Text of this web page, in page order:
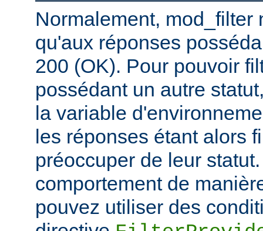
Normalement, mod_filter
qu'aux réponses
200 (OK). Pour pouvoir
possédant un autre
la variable
les réponses étant alors
préoccuper de leur
comportement de
pouvez utiliser des